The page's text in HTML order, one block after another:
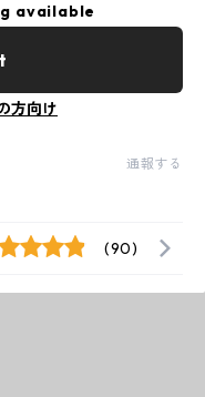
available
方向け
通報する
(90)